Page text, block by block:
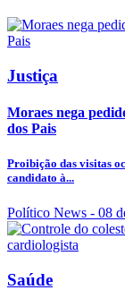
Justiça
Moraes nega
dos Pais
Proibição das visitas
candidato à...
Político News - 08
Saúde